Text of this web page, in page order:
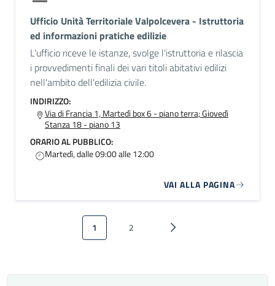
Ufficio Unità Territoriale Valpolcevera - Istruttoria
ed informazioni pratiche edilizie
L'ufficio riceve le istanze, svolge l'istruttoria e rilascia
i provvedimenti finali dei vari titoli abitativi edilizi
nell'ambito dell'edilizia civile.
INDIRIZZO:
Via di Francia 1, Martedì box 6 - piano terra; Giovedì
Stanza 18 - piano 13
ORARIO AL PUBBLICO:
Martedì, dalle 09:00 alle 12:00
VAI ALLA PAGINA
Paginazione
Pagina attuale
1 Pagina
2 Pagina successiva